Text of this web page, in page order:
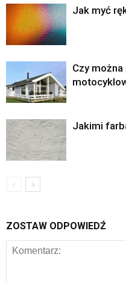
Jak myć
Czy
Jakimi
ZOSTAW ODPOWIEDŹ